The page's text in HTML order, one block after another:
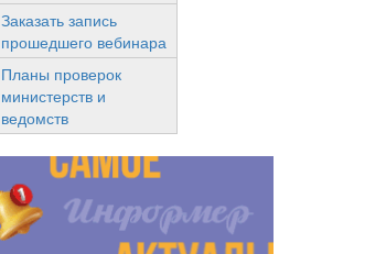
Заказать запись
прошедшего вебинара
Планы проверок
министерств и
ведомств